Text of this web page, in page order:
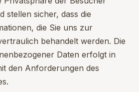
stellen sicher, dass die
die Sie uns zur
behandelt werden. Die
Daten erfolgt in
den Anforderungen des